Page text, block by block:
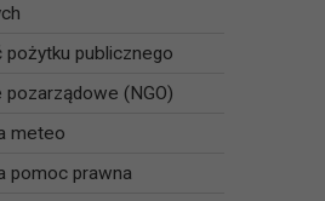
pożytku publicznego
pozarządowe (NGO)
meteo
pomoc prawna